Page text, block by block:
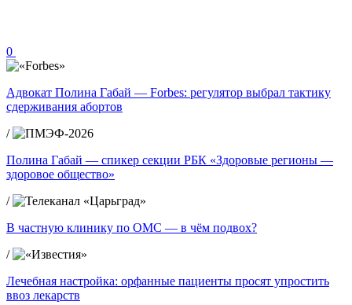
0
Адвокат Полина Габай — Forbes: регулятор выбрал тактику
сдерживания абортов
/
Полина Габай — спикер секции РБК «Здоровые регионы —
здоровое общество»
/
В частную клинику по ОМС — в чём подвох?
/
Лечебная настройка: орфанные пациенты просят упростить
ввоз лекарств